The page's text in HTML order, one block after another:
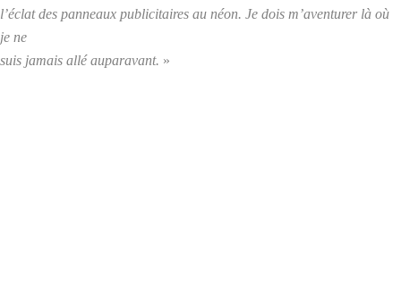
l’éclat des panneaux publicitaires au néon. Je dois m’aventurer là où
je ne
suis jamais allé auparavant. »